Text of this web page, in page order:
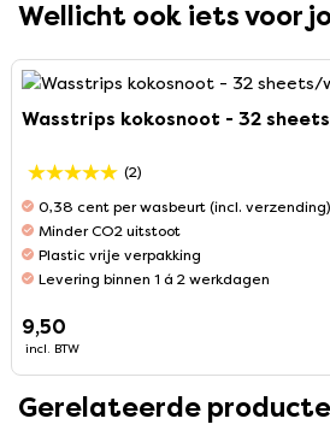
Wellicht ook iets voor
Wasstrips kokosnoot - 32
(2)
0,38 cent per wasbeurt (incl. verzending)
Minder CO2 uitstoot
Plastic vrije verpakking
Levering binnen 1 á 2 werkdagen
9,50
incl. BTW
Gerelateerde